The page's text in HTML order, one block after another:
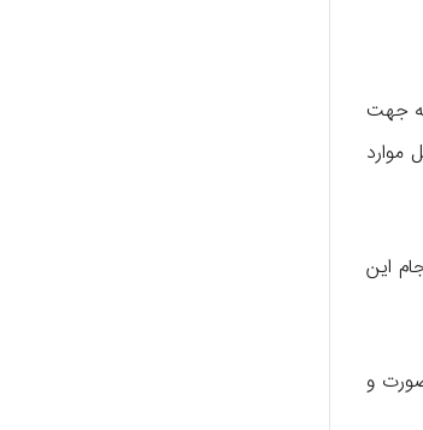
جهت
موارد
این
و